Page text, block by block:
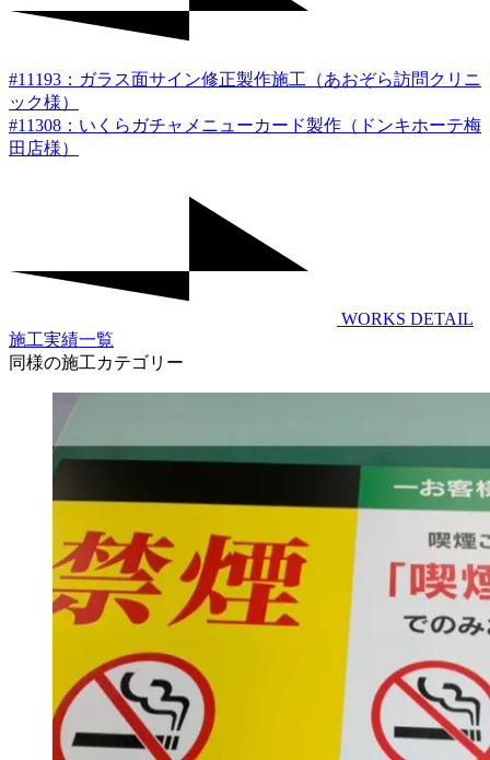
#11193：ガラス面サイン修正製作施工（あおぞら訪問クリニ
ック様）
#11308：いくらガチャメニューカード製作（ドンキホーテ梅
田店様）
WORKS DETAIL
施工実績一覧
同様の施工カテゴリー